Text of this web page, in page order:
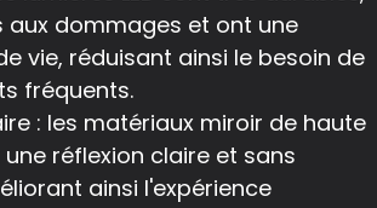
aux dommages et ont une
vie, réduisant ainsi le besoin de
fréquents.
: les matériaux miroir de haute
réflexion claire et sans
ainsi l'expérience